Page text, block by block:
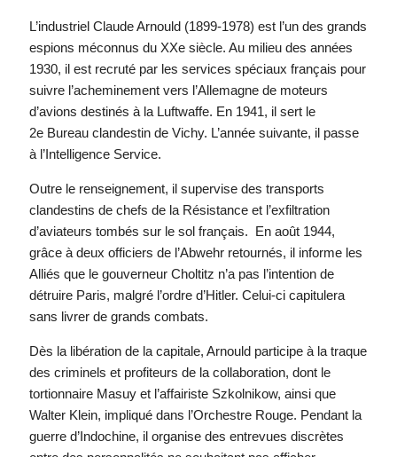
L’industriel Claude Arnould (1899-1978) est l’un des grands
espions méconnus du XXe siècle. Au milieu des années
1930, il est recruté par les services spéciaux français pour
suivre l’acheminement vers l’Allemagne de moteurs
d’avions destinés à la Luftwaffe. En 1941, il sert le
2e Bureau clandestin de Vichy. L’année suivante, il passe
à l’Intelligence Service.
Outre le renseignement, il supervise des transports
clandestins de chefs de la Résistance et l’exfiltration
d’aviateurs tombés sur le sol français. En août 1944,
grâce à deux officiers de l’Abwehr retournés, il informe les
Alliés que le gouverneur Choltitz n’a pas l’intention de
détruire Paris, malgré l’ordre d’Hitler. Celui-ci capitulera
sans livrer de grands combats.
Dès la libération de la capitale, Arnould participe à la traque
des criminels et profiteurs de la collaboration, dont le
tortionnaire Masuy et l’affairiste Szkolnikow, ainsi que
Walter Klein, impliqué dans l’Orchestre Rouge. Pendant la
guerre d’Indochine, il organise des entrevues discrètes